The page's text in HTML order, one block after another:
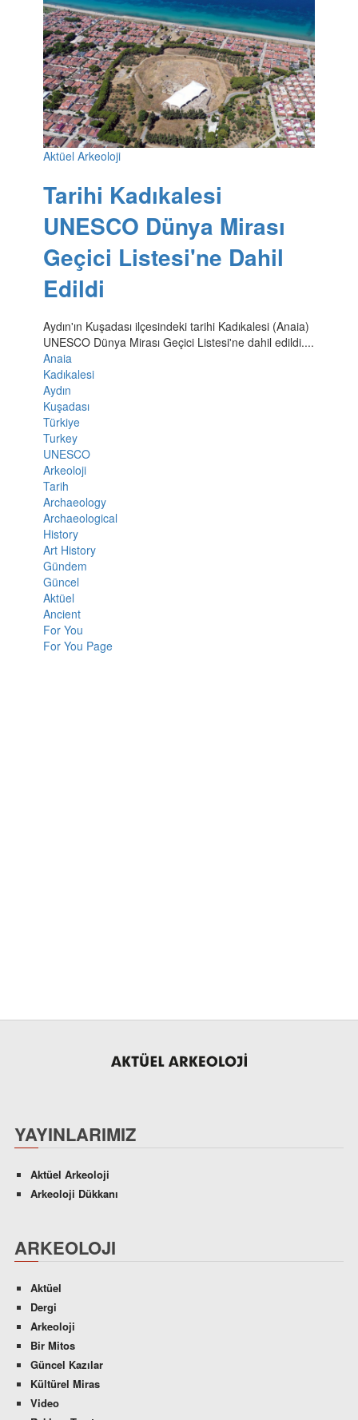
Aktüel Arkeoloji
Tarihi Kadıkalesi
UNESCO Dünya Mirası
Geçici Listesi'ne Dahil
Edildi
Aydın'ın Kuşadası ilçesindeki tarihi Kadıkalesi (Anaia)
UNESCO Dünya Mirası Geçici Listesi'ne dahil edildi....
Anaia
Kadıkalesi
Aydın
Kuşadası
Türkiye
Turkey
UNESCO
Arkeoloji
Tarih
Archaeology
Archaeological
History
Art History
Gündem
Güncel
Aktüel
Ancient
For You
For You Page
YAYINLARIMIZ
Aktüel Arkeoloji
Arkeoloji Dükkanı
ARKEOLOJI
Aktüel
Dergi
Arkeoloji
Bir Mitos
Güncel Kazılar
Kültürel Miras
Video